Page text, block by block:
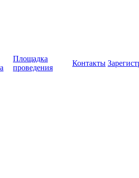
Площадка
проведения
Контакты